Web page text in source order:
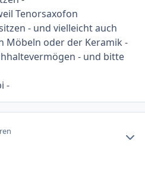
Tenorsaxofon
- und vielleicht auch
Möbeln oder der Keramik -
- und bitte
-